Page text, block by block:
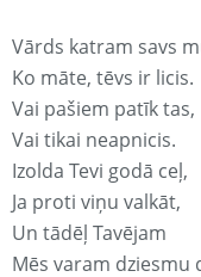
Vārds katram savs
Ko māte, tēvs ir licis.
Vai pašiem patīk tas,
Vai tikai neapnicis.
Izolda Tevi godā ceļ,
Ja proti viņu valkāt,
Un tādēļ Tavējam
Mēs varam dziesmu